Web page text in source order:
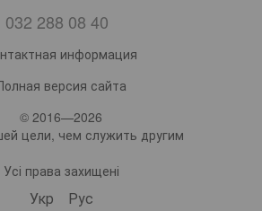
032 288 08 40
информация
версия сайта
© 2016—2026
цели, чем служить другим
Усі права захищені
Укр Рус